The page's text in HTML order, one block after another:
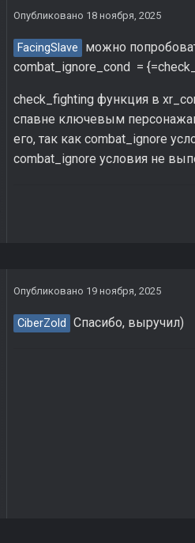
Опубликовано 18 ноября, 2025
FacingSlave
можно
combat_ignore_cond =
check_fighting функция в
спавне ключевым
его, так как combat_ignore
combat_ignore условия не
Опубликовано 19 ноября, 2025
CiberZold Спасибо, выручил)